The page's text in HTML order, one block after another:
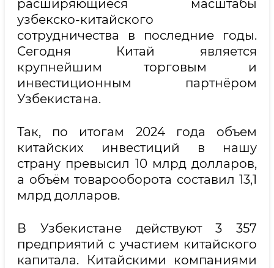
расширяющиеся масштабы
узбекско-китайского
сотрудничества в последние годы.
Сегодня Китай является
крупнейшим торговым и
инвестиционным партнёром
Узбекистана.
Так, по итогам 2024 года объем
китайских инвестиций в нашу
страну превысил 10 млрд долларов,
а объём товарооборота составил 13,1
млрд долларов.
В Узбекистане действуют 3 357
предприятий с участием китайского
капитала. Китайскими компаниями